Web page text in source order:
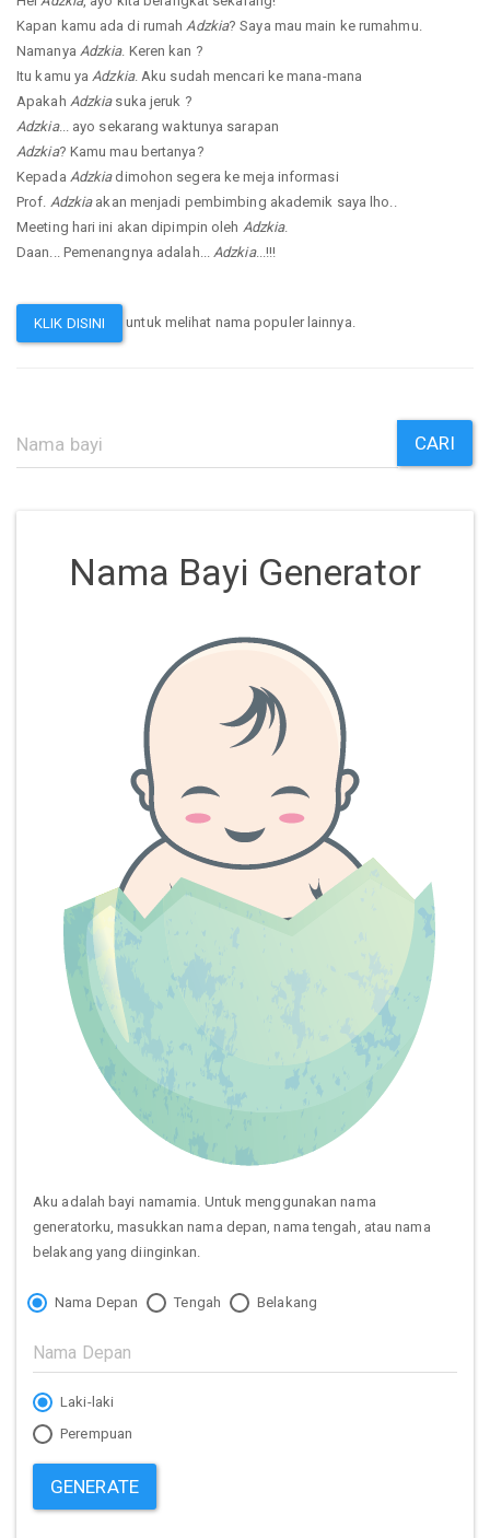
Kapan kamu ada di rumahAdzkia? Saya mau main ke rumahmu.
Namanya Adzkia. Keren kan ?
Itu kamu yaAdzkia. Aku sudah mencari ke mana-mana
Apakah Adzkiasuka jeruk ?
Adzkia... ayo sekarang waktunya sarapan
Adzkia? Kamu mau bertanya?
Kepada Adzkiadimohon segera ke meja informasi
Prof. Adzkiaakan menjadi pembimbing akademik saya lho..
Meeting hari ini akan dipimpin oleh Adzkia.
Daan... Pemenangnya adalah... Adzkia...!!!
KLIK DISINI untuk melihat nama populer lainnya.
CARI
Nama Bayi Generator
Aku adalah bayi namamia. Untuk menggunakan nama
generatorku, masukkan nama depan, nama tengah, atau nama
belakang yang diinginkan.
Nama Depan Tengah Belakang
Laki-laki
Perempuan
GENERATE